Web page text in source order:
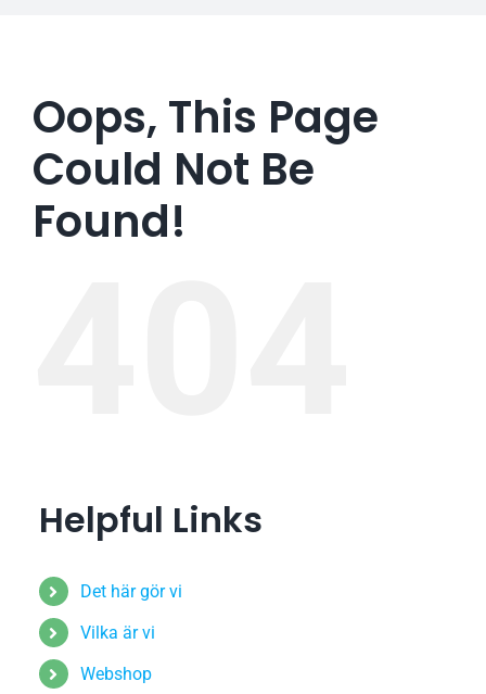
Oops, This Page
Could Not Be
Found!
Helpful Links
Det här gör vi
Vilka är vi
Webshop